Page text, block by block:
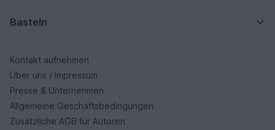
Basteln
Kontakt aufnehmen
Über uns / Impressum
Presse & Unternehmen
Allgemeine Geschäftsbedingungen
Zusätzliche AGB für Autoren